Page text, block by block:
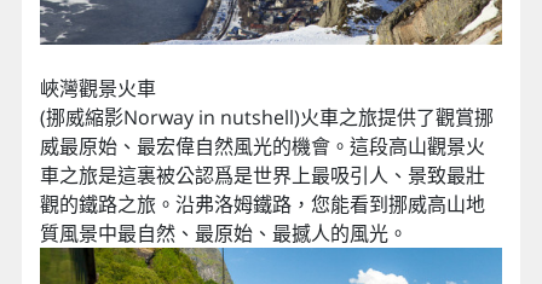
峽灣觀景火車
(挪威縮影Norway in nutshell)火車之旅提供了觀賞挪
威最原始、最宏偉自然風光的機會。這段高山觀景火
車之旅是這裏被公認爲是世界上最吸引人、景致最壯
觀的鐵路之旅。沿弗洛姆鐵路，您能看到挪威高山地
質風景中最自然、最原始、最撼人的風光。